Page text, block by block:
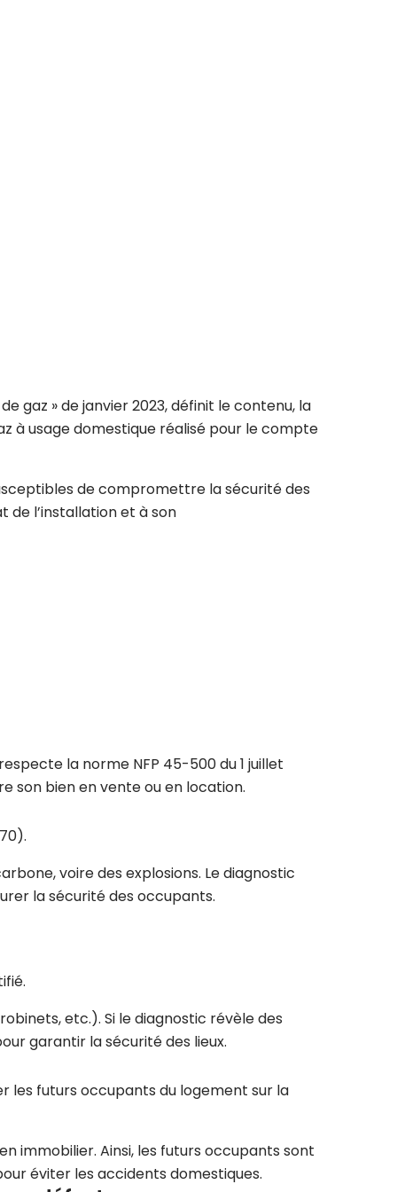
gaz » de janvier 2023, définit le contenu, la
à usage domestique réalisé pour le compte
de compromettre la sécurité des
de l’installation et à son
la norme NFP 45-500 du 1 juillet
son bien en vente ou en location.
voire des explosions. Le diagnostic
la sécurité des occupants.
etc.). Si le diagnostic révèle des
garantir la sécurité des lieux.
les futurs occupants du logement sur la
immobilier. Ainsi, les futurs occupants sont
éviter les accidents domestiques.